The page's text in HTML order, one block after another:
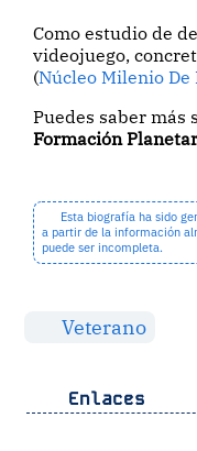
Como estudio de
videojuego,
(Núcleo Milenio
Puedes saber más
Formación
Esta biografía ha sido
a partir de la información
puede ser incompleta.
Veterano
Enlaces